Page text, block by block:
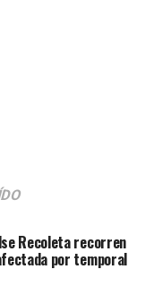
Recoleta recorren
por temporal